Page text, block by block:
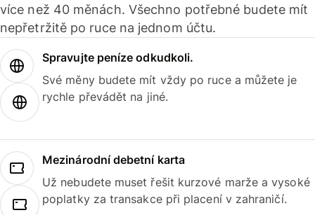
více než 40 měnách. Všechno potřebné budete mít
nepřetržitě po ruce na jednom účtu.
Spravujte peníze odkudkoli.
Své měny budete mít vždy po ruce a můžete je
rychle převádět na jiné.
Mezinárodní debetní karta
Už nebudete muset řešit kurzové marže a vysoké
poplatky za transakce při placení v zahraničí.